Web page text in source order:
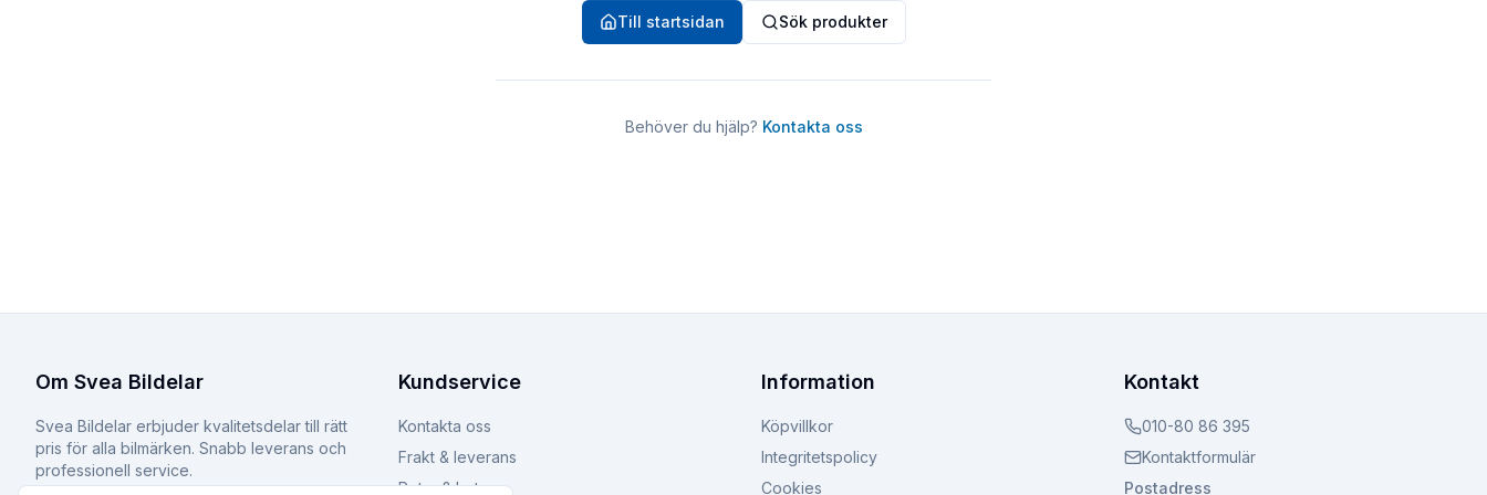
Till startsidan Sök produkter
Behöver du hjälp? Kontakta oss
Om Svea Bildelar
Svea Bildelar erbjuder kvalitetsdelar till rätt
pris för alla bilmärken. Snabb leverans och
professionell service.
Kundservice
Kontakta oss
Frakt & leverans
Retur & byte
Information
Köpvillkor
Integritetspolicy
Cookies
Kontakt
010-80 86 395
Kontaktformulär
Postadress